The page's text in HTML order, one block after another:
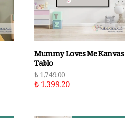
Mummy Loves Me Kanvas
Tablo
₺ 1,749.00
₺ 1,399.20